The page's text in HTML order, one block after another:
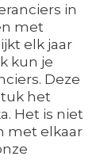
in
met
elk jaar
kun je
Deze
het
Het is niet
met elkaar